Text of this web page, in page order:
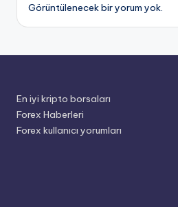
Görüntülenecek bir yorum yok.
En iyi kripto borsaları
Forex Haberleri
Forex kullanıcı yorumları